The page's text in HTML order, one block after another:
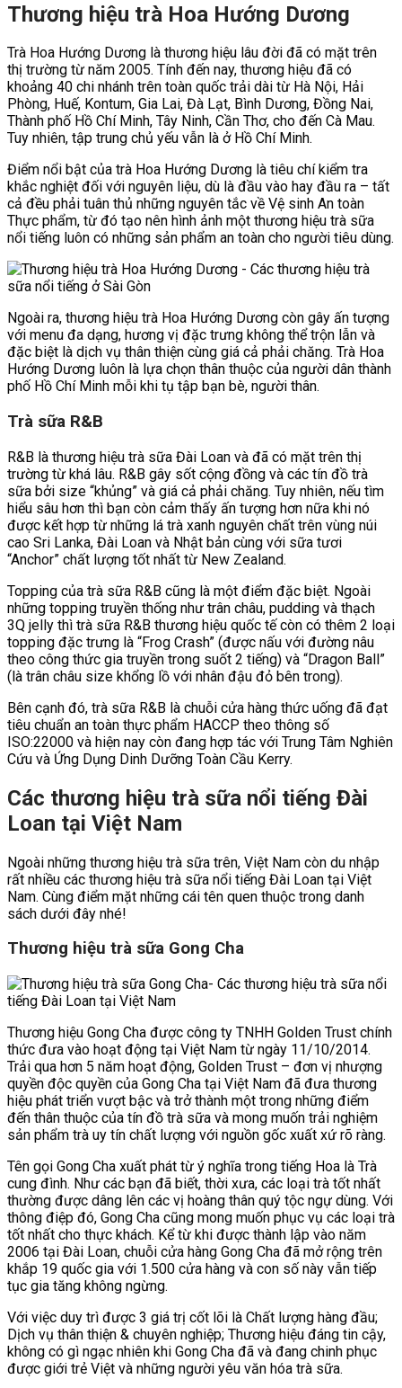
Thương hiệu trà Hoa Hướng Dương
Trà Hoa Hướng Dương là thương hiệu lâu đời đã có mặt trên
thị trường từ năm 2005. Tính đến nay, thương hiệu đã có
khoảng 40 chi nhánh trên toàn quốc trải dài từ Hà Nội, Hải
Phòng, Huế, Kontum, Gia Lai, Đà Lạt, Bình Dương, Đồng Nai,
Thành phố Hồ Chí Minh, Tây Ninh, Cần Thơ, cho đến Cà Mau.
Tuy nhiên, tập trung chủ yếu vẫn là ở Hồ Chí Minh.
Điểm nổi bật của trà Hoa Hướng Dương là tiêu chí kiểm tra
khắc nghiệt đối với nguyên liệu, dù là đầu vào hay đầu ra – tất
cả đều phải tuân thủ những nguyên tắc về Vệ sinh An toàn
Thực phẩm, từ đó tạo nên hình ảnh một thương hiệu trà sữa
nổi tiếng luôn có những sản phẩm an toàn cho người tiêu dùng.
Ngoài ra, thương hiệu trà Hoa Hướng Dương còn gây ấn tượng
với menu đa dạng, hương vị đặc trưng không thể trộn lẫn và
đặc biệt là dịch vụ thân thiện cùng giá cả phải chăng. Trà Hoa
Hướng Dương luôn là lựa chọn thân thuộc của người dân thành
phố Hồ Chí Minh mỗi khi tụ tập bạn bè, người thân.
Trà sữa R&B
R&B là thương hiệu trà sữa Đài Loan và đã có mặt trên thị
trường từ khá lâu. R&B gây sốt cộng đồng và các tín đồ trà
sữa bởi size “khủng” và giá cả phải chăng. Tuy nhiên, nếu tìm
hiểu sâu hơn thì bạn còn cảm thấy ấn tượng hơn nữa khi nó
được kết hợp từ những lá trà xanh nguyên chất trên vùng núi
cao Sri Lanka, Đài Loan và Nhật bản cùng với sữa tươi
“Anchor” chất lượng tốt nhất từ New Zealand.
Topping của trà sữa R&B cũng là một điểm đặc biệt. Ngoài
những topping truyền thống như trân châu, pudding và thạch
3Q jelly thì trà sữa R&B thương hiệu quốc tế còn có thêm 2 loại
topping đặc trưng là “Frog Crash” (được nấu với đường nâu
theo công thức gia truyền trong suốt 2 tiếng) và “Dragon Ball”
(là trân châu size khổng lồ với nhân đậu đỏ bên trong).
Bên cạnh đó, trà sữa R&B là chuỗi cửa hàng thức uống đã đạt
tiêu chuẩn an toàn thực phẩm HACCP theo thông số
ISO:22000 và hiện nay còn đang hợp tác với Trung Tâm Nghiên
Cứu và Ứng Dụng Dinh Dưỡng Toàn Cầu Kerry.
Các thương hiệu trà sữa nổi tiếng Đài
Loan tại Việt Nam
Ngoài những thương hiệu trà sữa trên, Việt Nam còn du nhập
rất nhiều các thương hiệu trà sữa nổi tiếng Đài Loan tại Việt
Nam. Cùng điểm mặt những cái tên quen thuộc trong danh
sách dưới đây nhé!
Thương hiệu trà sữa Gong Cha
Thương hiệu Gong Cha được công ty TNHH Golden Trust chính
thức đưa vào hoạt động tại Việt Nam từ ngày 11/10/2014.
Trải qua hơn 5 năm hoạt động, Golden Trust – đơn vị nhượng
quyền độc quyền của Gong Cha tại Việt Nam đã đưa thương
hiệu phát triển vượt bậc và trở thành một trong những điểm
đến thân thuộc của tín đồ trà sữa và mong muốn trải nghiệm
sản phẩm trà uy tín chất lượng với nguồn gốc xuất xứ rõ ràng.
Tên gọi Gong Cha xuất phát từ ý nghĩa trong tiếng Hoa là Trà
cung đình. Như các bạn đã biết, thời xưa, các loại trà tốt nhất
thường được dâng lên các vị hoàng thân quý tộc ngự dùng. Với
thông điệp đó, Gong Cha cũng mong muốn phục vụ các loại trà
tốt nhất cho thực khách. Kể từ khi được thành lập vào năm
2006 tại Đài Loan, chuỗi cửa hàng Gong Cha đã mở rộng trên
khắp 19 quốc gia với 1.500 cửa hàng và con số này vẫn tiếp
tục gia tăng không ngừng.
Với việc duy trì được 3 giá trị cốt lõi là Chất lượng hàng đầu;
Dịch vụ thân thiện & chuyên nghiệp; Thương hiệu đáng tin cậy,
không có gì ngạc nhiên khi Gong Cha đã và đang chinh phục
được giới trẻ Việt và những người yêu văn hóa trà sữa.